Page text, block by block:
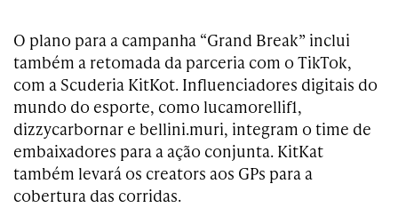
O plano para a campanha “Grand Break” inclui
também a retomada da parceria com o TikTok,
com a Scuderia KitKot. Influenciadores digitais do
mundo do esporte, como lucamorellif1,
dizzycarbornar e bellini.muri, integram o time de
embaixadores para a ação conjunta. KitKat
também levará os creators aos GPs para a
cobertura das corridas.